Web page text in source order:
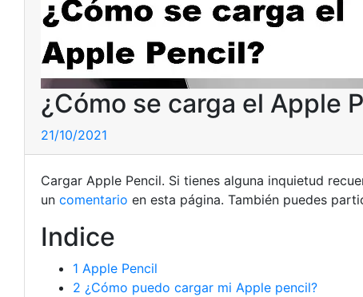
¿Cómo se carga el Apple
21/10/2021
Cargar Apple Pencil. Si tienes alguna inquietud
un comentario en esta página. También puedes
Indice
1 Apple Pencil
2 ¿Cómo puedo cargar mi Apple pencil?